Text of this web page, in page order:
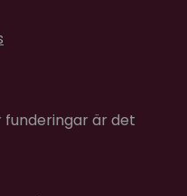
är det